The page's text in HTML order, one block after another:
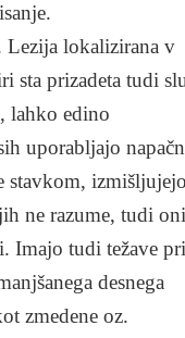
Lezija lokalizirana v
sta prizadeta tudi
lahko edino
uporabljajo
stavkom,
ne razume, tudi oni
Imajo tudi težave pri
desnega
zmedene oz.